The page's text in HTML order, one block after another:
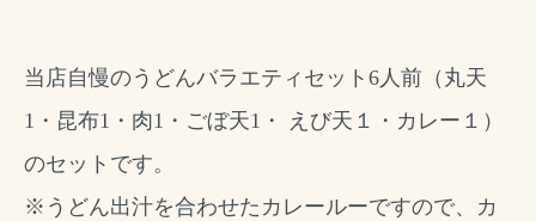
当店自慢のうどんバラエティセット6人前（丸天
1・昆布1・肉1・ごぼ天1・ えび天１・カレー１）
のセットです。
※うどん出汁を合わせたカレールーですので、カ